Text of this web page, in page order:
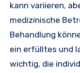
kann variieren,
medizinische
Behandlung
ein erfülltes und
wichtig, die